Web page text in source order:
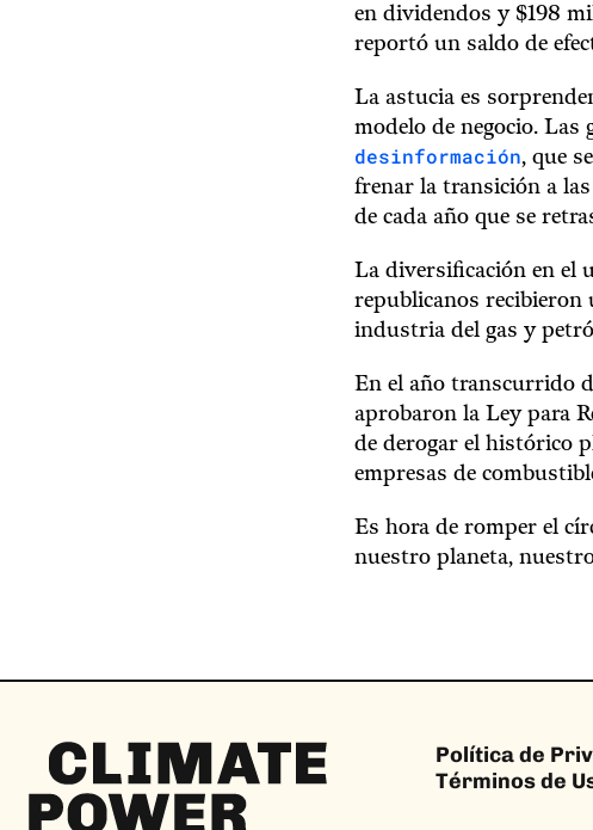
en dividendos y $198
reportó un saldo de
La astucia es
modelo de negocio.
desinformación, que
frenar la transición a
de cada año que se
La diversificación en el
republicanos recibieron
industria del gas y
En el año transcurrido
aprobaron la Ley para
de derogar el histórico
empresas de
Es hora de romper el
nuestro planeta,
Climate
Power
Política de
Términos de